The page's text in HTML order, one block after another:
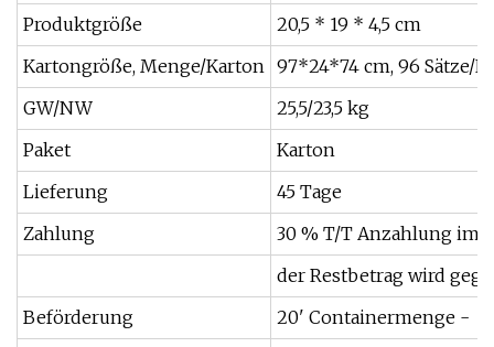
Produktgröße
20,5 * 19 * 4,5 cm
Kartongröße, Menge/Karton 97*24*74 cm, 96 Sätze/
GW/NW
25,5/23,5 kg
Paket
Karton
Lieferung
45 Tage
Zahlung
30 % T/T Anzahlung im
der Restbetrag wird
Beförderung
20' Containermenge -